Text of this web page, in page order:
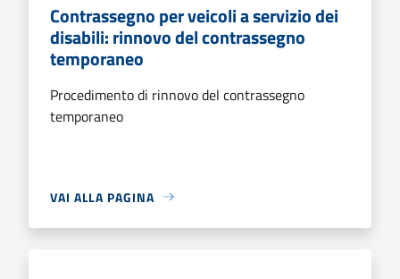
Contrassegno per veicoli a servizio dei
disabili: rinnovo del contrassegno
temporaneo
Procedimento di rinnovo del contrassegno
temporaneo
VAI ALLA PAGINA